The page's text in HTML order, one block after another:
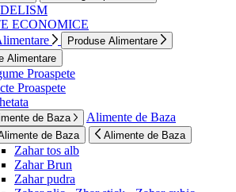
ECONOMICE
Produse Alimentare
Alimentare
Proaspete
Proaspete
de Baza Alimente de Baza
de Baza Alimente de Baza
Zahar tos alb
Zahar Brun
Zahar pudra